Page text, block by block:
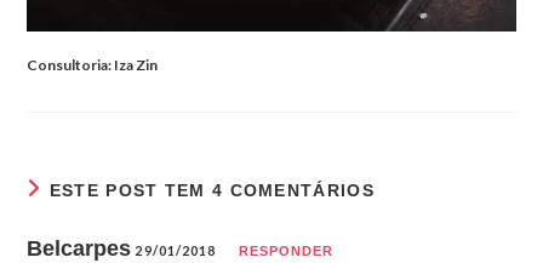
Consultoria: Iza Zin
ESTE POST TEM 4 COMENTÁRIOS
Belcarpes 29/01/2018 RESPONDER